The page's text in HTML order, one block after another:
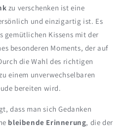
zu verschenken ist eine
und einzigartig ist. Es
gemütlichen Kissens mit der
besonderen Moments, der auf
die Wahl des richtigen
einem unverwechselbaren
bereiten wird.
dass man sich Gedanken
bleibende Erinnerung, die der